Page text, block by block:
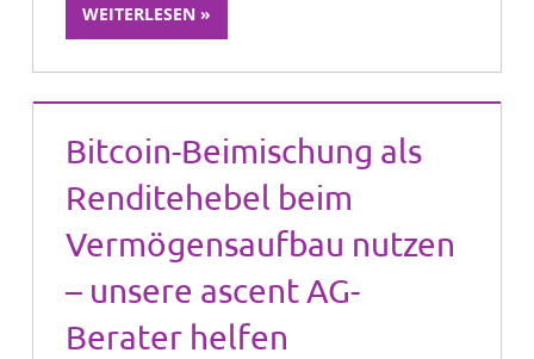
WEITERLESEN
Bitcoin-Beimischung als
Renditehebel beim
Vermögensaufbau nutzen
– unsere ascent AG-
Berater helfen